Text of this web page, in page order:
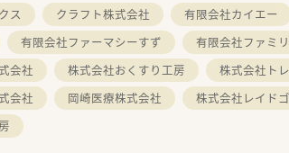
ス
クラフト株式会社 有限会社カイエー
有限会社ファーマシーすず 有限会社ファミ
会社
株式会社おくすり工房 株式会社ト
会社
岡崎医療株式会社 株式会社レイド